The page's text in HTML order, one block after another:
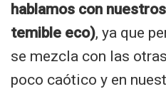
hablamos con
temible eco), ya que
se mezcla con las
poco caótico y en